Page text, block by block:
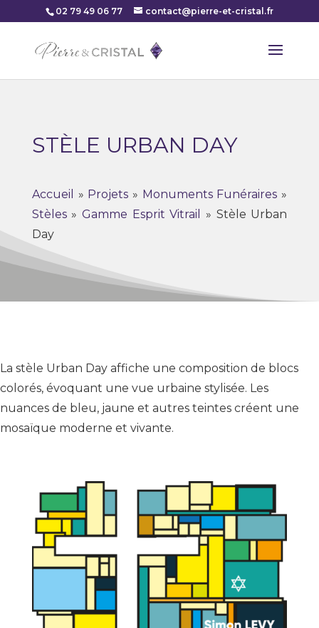
02 79 49 06 77 contact@pierre-et-cristal.fr
STÈLE URBAN DAY
Accueil » Projets » Monuments Funéraires »
Stèles»Gamme Esprit Vitrail » Stèle Urban
Day
La stèle Urban Day affiche une composition de blocs
colorés, évoquant une vue urbaine stylisée. Les
nuances de bleu, jaune et autres teintes créent une
mosaïque moderne et vivante.